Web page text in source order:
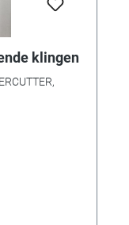
klingen